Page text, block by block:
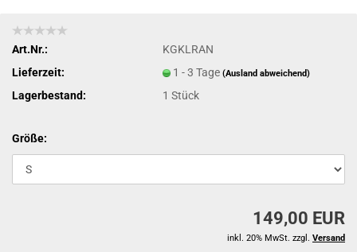
Art.Nr.:
KGKLRAN
Lieferzeit:
1 - 3 Tage(Ausland abweichend)
Lagerbestand: 1Stück
Größe:
149,00 EUR
inkl. 20% MwSt. zzgl. Versand